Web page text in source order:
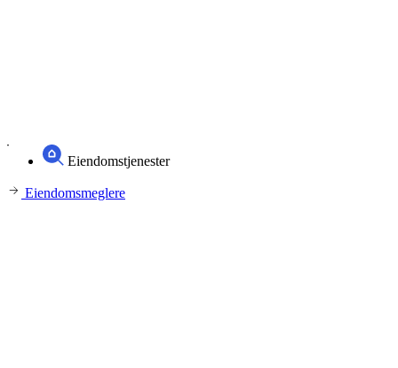
Eiendomstjenester
Eiendomsmeglere